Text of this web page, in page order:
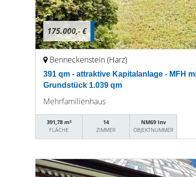
175.000,- €
Benneckenstein (Harz)
391 qm - attraktive Kapitalanlage - MFH
Grundstück 1.039 qm
Mehrfamilienhaus
391,78 m²
FLÄCHE
14
ZIMMER
NM69 Inv
OBJEKTNUMMER